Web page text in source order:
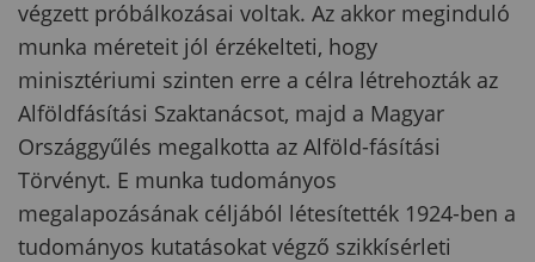
végzett próbálkozásai voltak. Az akkor meginduló
munka méreteit jól érzékelteti, hogy
minisztériumi szinten erre a célra létrehozták az
Alföldfásítási Szaktanácsot, majd a Magyar
Országgyűlés megalkotta az Alföld-fásítási
Törvényt. E munka tudományos
megalapozásának céljából létesítették 1924-ben a
tudományos kutatásokat végző szikkísérleti